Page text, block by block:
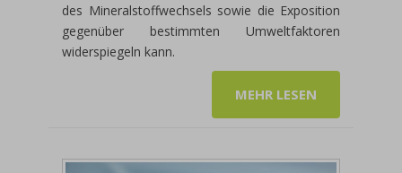
des Mineralstoffwechsels sowie die Exposition
gegenüber bestimmten Umweltfaktoren
widerspiegeln kann.
MEHR LESEN